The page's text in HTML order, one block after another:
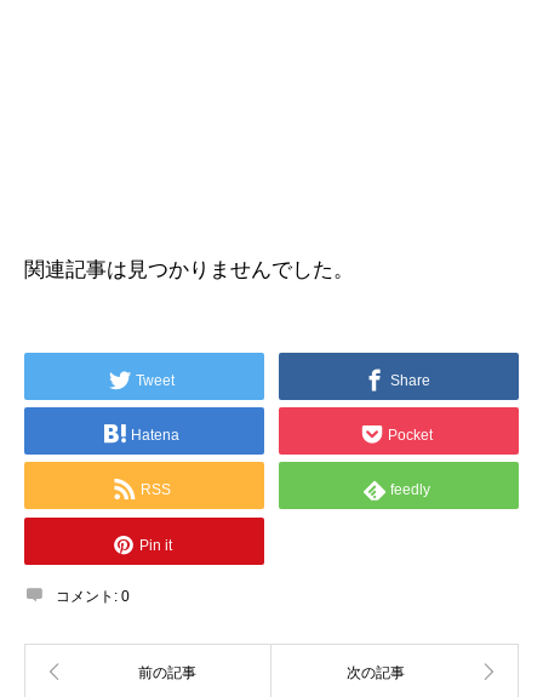
関連記事は見つかりませんでした。
Tweet Share
Hatena Pocket
RSS feedly
Pin it
コメント: 0